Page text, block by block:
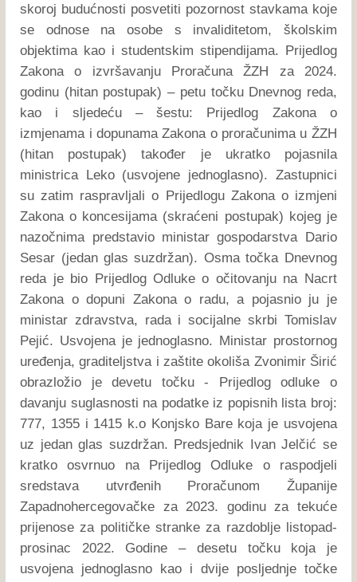
skoroj budućnosti posvetiti pozornost stavkama koje
se odnose na osobe s invaliditetom, školskim
objektima kao i studentskim stipendijama. Prijedlog
Zakona o izvršavanju Proračuna ŽZH za 2024.
godinu (hitan postupak) – petu točku Dnevnog reda,
kao i sljedeću – šestu: Prijedlog Zakona o
izmjenama i dopunama Zakona o proračunima u ŽZH
(hitan postupak) također je ukratko pojasnila
ministrica Leko (usvojene jednoglasno). Zastupnici
su zatim raspravljali o Prijedlogu Zakona o izmjeni
Zakona o koncesijama (skraćeni postupak) kojeg je
nazočnima predstavio ministar gospodarstva Dario
Sesar (jedan glas suzdržan). Osma točka Dnevnog
reda je bio Prijedlog Odluke o očitovanju na Nacrt
Zakona o dopuni Zakona o radu, a pojasnio ju je
ministar zdravstva, rada i socijalne skrbi Tomislav
Pejić. Usvojena je jednoglasno. Ministar prostornog
uređenja, graditeljstva i zaštite okoliša Zvonimir Širić
obrazložio je devetu točku - Prijedlog odluke o
davanju suglasnosti na podatke iz popisnih lista broj:
777, 1355 i 1415 k.o Konjsko Bare koja je usvojena
uz jedan glas suzdržan. Predsjednik Ivan Jelčić se
kratko osvrnuo na Prijedlog Odluke o raspodjeli
sredstava utvrđenih Proračunom Županije
Zapadnohercegovačke za 2023. godinu za tekuće
prijenose za političke stranke za razdoblje listopad-
prosinac 2022. Godine – desetu točku koja je
usvojena jednoglasno kao i dvije posljednje točke